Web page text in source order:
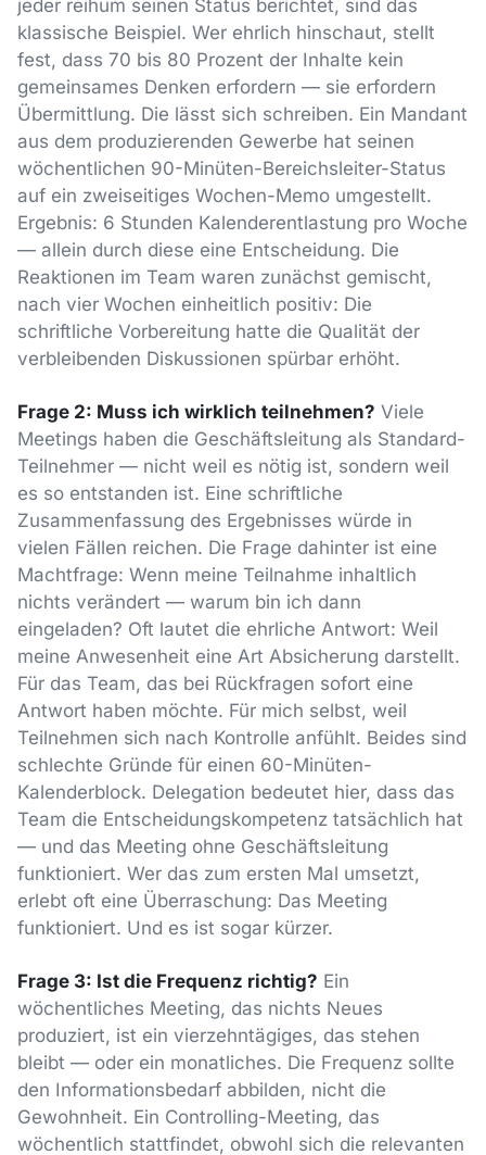
jeder reihum seinen Status berichtet, sind das
klassische Beispiel. Wer ehrlich hinschaut, stellt
fest, dass 70 bis 80 Prozent der Inhalte kein
gemeinsames Denken erfordern — sie erfordern
Übermittlung. Die lässt sich schreiben. Ein Mandant
aus dem produzierenden Gewerbe hat seinen
wöchentlichen 90-Minüten-Bereichsleiter-Status
auf ein zweiseitiges Wochen-Memo umgestellt.
Ergebnis: 6 Stunden Kalenderentlastung pro Woche
— allein durch diese eine Entscheidung. Die
Reaktionen im Team waren zunächst gemischt,
nach vier Wochen einheitlich positiv: Die
schriftliche Vorbereitung hatte die Qualität der
verbleibenden Diskussionen spürbar erhöht.
Frage 2: Muss ich wirklich teilnehmen? Viele
Meetings haben die Geschäftsleitung als Standard-
Teilnehmer — nicht weil es nötig ist, sondern weil
es so entstanden ist. Eine schriftliche
Zusammenfassung des Ergebnisses würde in
vielen Fällen reichen. Die Frage dahinter ist eine
Machtfrage: Wenn meine Teilnahme inhaltlich
nichts verändert — warum bin ich dann
eingeladen? Oft lautet die ehrliche Antwort: Weil
meine Anwesenheit eine Art Absicherung darstellt.
Für das Team, das bei Rückfragen sofort eine
Antwort haben möchte. Für mich selbst, weil
Teilnehmen sich nach Kontrolle anfühlt. Beides sind
schlechte Gründe für einen 60-Minüten-
Kalenderblock. Delegation bedeutet hier, dass das
Team die Entscheidungskompetenz tatsächlich hat
— und das Meeting ohne Geschäftsleitung
funktioniert. Wer das zum ersten Mal umsetzt,
erlebt oft eine Überraschung: Das Meeting
funktioniert. Und es ist sogar kürzer.
Frage 3: Ist die Frequenz richtig? Ein
wöchentliches Meeting, das nichts Neues
produziert, ist ein vierzehntägiges, das stehen
bleibt — oder ein monatliches. Die Frequenz sollte
den Informationsbedarf abbilden, nicht die
Gewohnheit. Ein Controlling-Meeting, das
wöchentlich stattfindet, obwohl sich die relevanten